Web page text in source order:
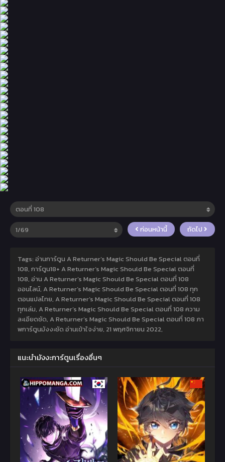
ก่อนหน้านี้ ถัดไป
Tags: อ่านการ์ตูน A Returner’s Magic Should Be Special ตอนที่
108, การ์ตูน18+ A Returner’s Magic Should Be Special ตอนที่
108, อ่าน A Returner’s Magic Should Be Special ตอนที่ 108
ออนไลน์, A Returner’s Magic Should Be Special ตอนที่ 108 ทุก
ตอนแปลไทย, A Returner’s Magic Should Be Special ตอนที่ 108
ทุกเล่ม, A Returner’s Magic Should Be Special ตอนที่ 108 ความ
ละเอียดชัด, A Returner’s Magic Should Be Special ตอนที่ 108 ภา
พการ์ตูนมังงะชัด อ่านเข้าใจง่าย, 21 พฤศจิกายน 2022,
แนะนำมังงะการ์ตูนเรื่องอื่นๆ